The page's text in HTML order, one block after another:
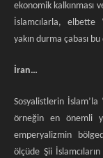
ekonomik kalkınması
İslamcılarla, elbette
yakın durma çabası
İran…
Sosyalistlerin İslam’la
örneğin en önemli
emperyalizmin
ölçüde Şii